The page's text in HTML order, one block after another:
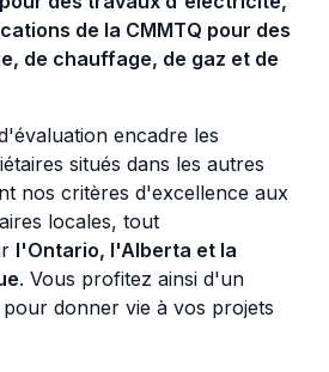
de la CMMTQ pour des
de chauffage, de gaz et de
encadre les
situés dans les autres
nos critères d'excellence aux
locales, tout
l'Ontario, l'Alberta et la
. Vous profitez ainsi d'un
donner vie à vos projets